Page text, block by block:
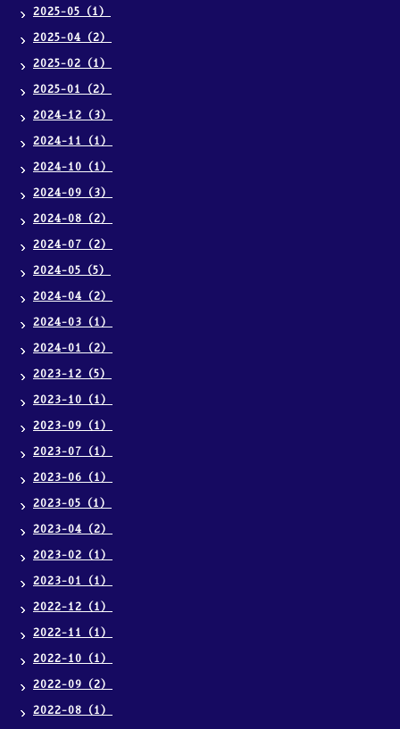
2025-05（1）
2025-04（2）
2025-02（1）
2025-01（2）
2024-12（3）
2024-11（1）
2024-10（1）
2024-09（3）
2024-08（2）
2024-07（2）
2024-05（5）
2024-04（2）
2024-03（1）
2024-01（2）
2023-12（5）
2023-10（1）
2023-09（1）
2023-07（1）
2023-06（1）
2023-05（1）
2023-04（2）
2023-02（1）
2023-01（1）
2022-12（1）
2022-11（1）
2022-10（1）
2022-09（2）
2022-08（1）